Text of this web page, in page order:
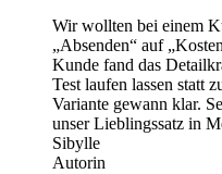
Wir wollten bei einem
„Absenden“ auf
Kunde fand das
Test laufen lassen statt
Variante gewann klar.
unser Lieblingssatz in
Sibylle
Autorin